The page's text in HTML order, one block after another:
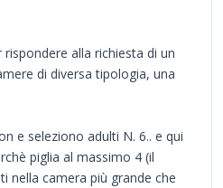
alla richiesta di un
di diversa tipologia, una
e seleziono adulti N. 6.. e qui
piglia al massimo 4 (il
nella camera più grande che